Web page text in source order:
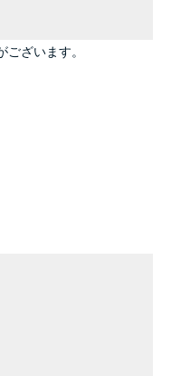
ざいます。